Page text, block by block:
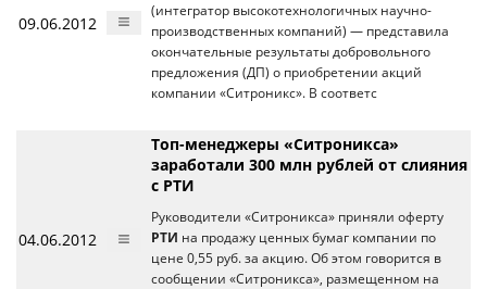
09.06.2012
(интегратор высокотехнологичных научно-
производственных компаний) — представила
окончательные результаты добровольного
предложения (ДП) о приобретении акций
компании «Ситроникс». В соответс
04.06.2012
Топ-менеджеры «Ситроникса»
заработали 300 млн рублей от слияния
с РТИ
Руководители «Ситроникса» приняли оферту
РТИ на продажу ценных бумаг компании по
цене 0,55 руб. за акцию. Об этом говорится в
сообщении «Ситроникса», размещенном на